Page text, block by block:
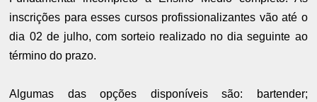
inscrições para esses cursos profissionalizantes vão até o
dia 02 de julho, com sorteio realizado no dia seguinte ao
término do prazo.
Algumas das opções disponíveis são: bartender;